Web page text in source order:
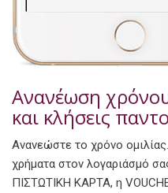
Ανανέωση
και κλήσεις
Ανανεώστε το χρόνο
χρήματα στον λογαριάσμό
ΠΙΣΤΩΤΙΚΗ ΚΑΡΤΑ, η